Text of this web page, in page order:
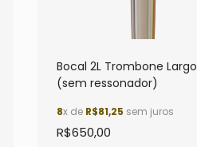
Bocal 2L Trombone Largo
(sem ressonador)
8x de R$81,25 sem juros
R$650,00